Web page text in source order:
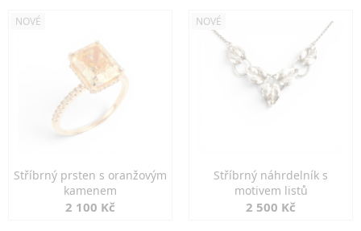
NOVÉ
Stříbrný prsten s oranžovým
kamenem
2 100 Kč
NOVÉ
Stříbrný náhrdelník s
motivem listů
2 500 Kč